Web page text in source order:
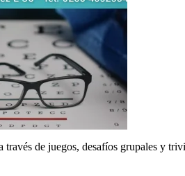
de juegos, desafíos grupales y